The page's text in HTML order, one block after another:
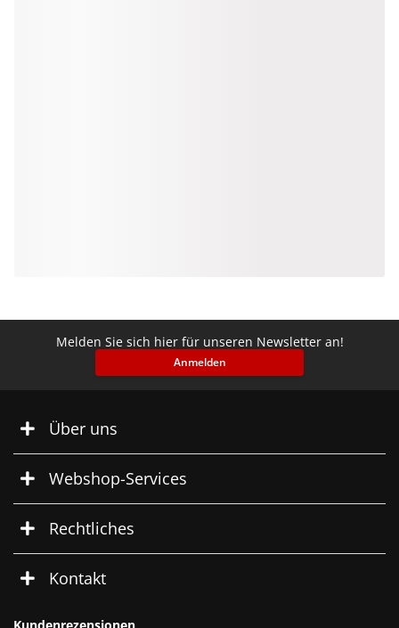
Melden Sie sich hier für unseren Newsletter an!
Anmelden
Über uns
Webshop-Services
Rechtliches
Kontakt